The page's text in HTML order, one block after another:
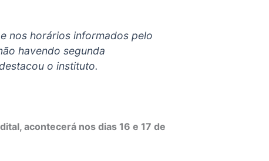
nos horários informados pelo
havendo segunda
o instituto.
acontecerá nos dias 16 e 17 de